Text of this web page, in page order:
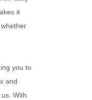
it
you to
and
With